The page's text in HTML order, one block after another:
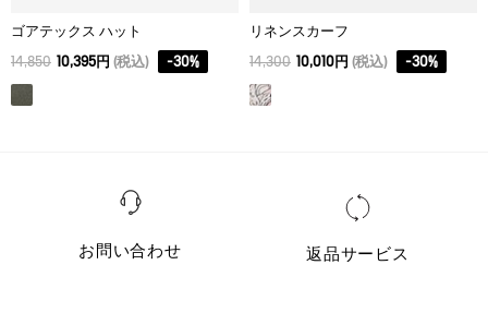
ゴアテックス ハット
14,850 10,395円 (税込) -30%
リネンスカーフ
14,300 10,010円 (税込) -30%
お問い合わせ 返品サービス